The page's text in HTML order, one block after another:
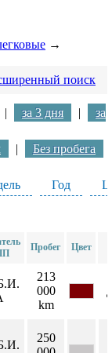
→
поиск
| за 3 дня |
за
|
Без пробега
Год
Пробег Цвет
213
000
km
250